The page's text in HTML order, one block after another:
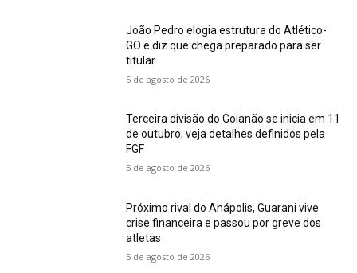
João Pedro elogia estrutura do Atlético-
GO e diz que chega preparado para ser
titular
5 de agosto de 2026
Terceira divisão do Goianão se inicia em 11
de outubro; veja detalhes definidos pela
FGF
5 de agosto de 2026
Próximo rival do Anápolis, Guarani vive
crise financeira e passou por greve dos
atletas
5 de agosto de 2026